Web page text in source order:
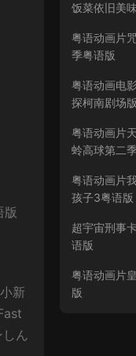
版
新
ん
饭菜依旧美
粤语动画片
季粤语版
粤语动画电
探柯南剧场
粤语动画片
蛉高球第二
粤语动画片
孩子3粤语版
超宇宙刑事
语版
粤语动画片
版